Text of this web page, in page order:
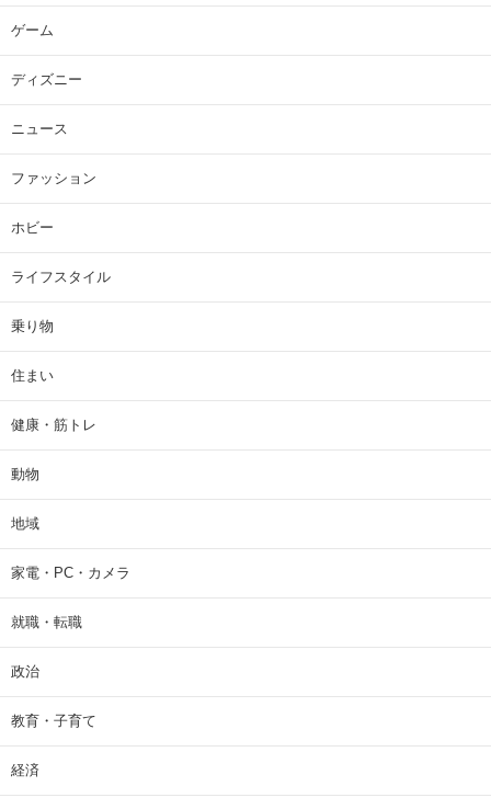
ゲーム
ディズニー
ニュース
ファッション
ホビー
ライフスタイル
乗り物
住まい
健康・筋トレ
動物
地域
家電・PC・カメラ
就職・転職
政治
教育・子育て
経済